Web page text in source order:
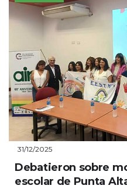
31/12/2025
Debatieron sobre
escolar de Punta